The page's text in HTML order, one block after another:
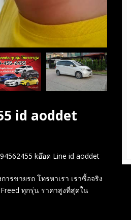
id aoddet
kอ๊อด Line id aoddet
รขายรถ โทรหาเรา เราซื้อจริง
ทุกรุ่น ราคาสูงที่สุดใน